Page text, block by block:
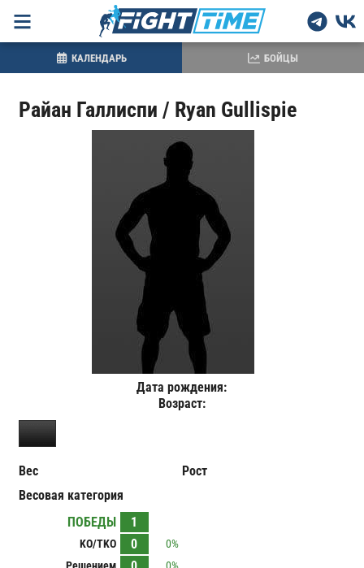
Райан Галлиспи / Ryan Gullispie
Дата рождения:
Возраст:
Вес
Рост
Весовая категория
ПОБЕДЫ
1
KO/TKO 0
0%
КАЛЕНДАРЬ БОЙЦЫ